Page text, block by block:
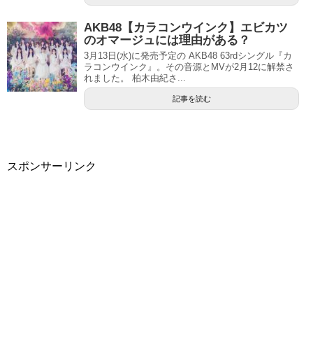
AKB48【カラコンウインク】エビカツ
のオマージュには理由がある？
3月13日(水)に発売予定の AKB48 63rdシングル『カ
ラコンウインク』。その音源とMVが2月12に解禁さ
れました。 柏木由紀さ...
記事を読む
スポンサーリンク